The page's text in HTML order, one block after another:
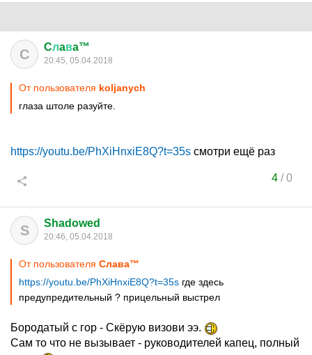
C Cлaвa™
20:45, 05.04.2018
От пользователя koljanych
глаза штоле разуйте.
https://youtu.be/PhXiHnxiE8Q?t=35s смотри ещё раз
4/0
S Shadowed
20:46, 05.04.2018
От пользователя Cлaвa™
https://youtu.be/PhXiHnxiE8Q?t=35s где здесь
предупредительный ? прицельный выстрел
Бородатый с гор - Скёрую визови ээ.
Сам то что не вызывает - руководителей капец, полный